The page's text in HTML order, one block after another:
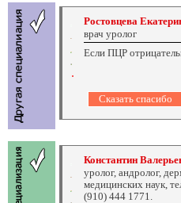
Ростовцева
врач уролог
Если ПЦР
Константин
уролог, андролог,
медицинских наук,
(910) 444 1771.